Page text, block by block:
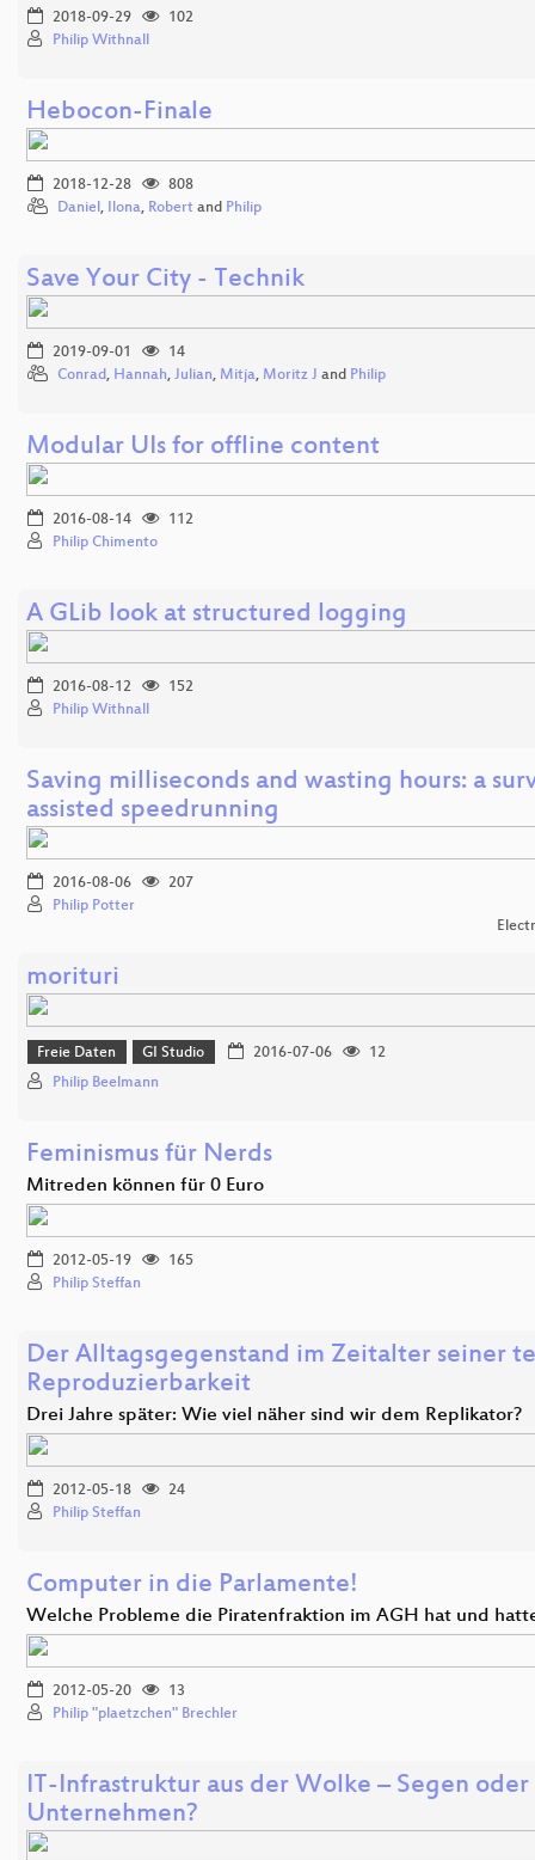
2018-09-29
102
Philip Withnall
Hebocon-Finale
2018-12-28
808
Daniel, Ilona, Robert and Philip
Save Your City - Technik
2019-09-01
14
Conrad, Hannah, Julian, Mitja, Moritz J and Philip
Modular UIs for offline content
2016-08-14
112
Philip Chimento
A GLib look at structured logging
2016-08-12
152
Philip Withnall
Saving milliseconds and wasting hours: a
assisted speedrunning
2016-08-06
207
Philip Potter
morituri
Freie Daten GI Studio 2016-07-06
12
Philip Beelmann
Feminismus für Nerds
Mitreden können für 0 Euro
2012-05-19
165
Philip Steffan
Der Alltagsgegenstand im Zeitalter seiner
Reproduzierbarkeit
Drei Jahre später: Wie viel näher sind wir dem Replikator?
2012-05-18
24
Philip Steffan
Computer in die Parlamente!
Welche Probleme die Piratenfraktion im AGH hat und
2012-05-20
13
Philip "plaetzchen" Brechler
IT-Infrastruktur aus der Wolke – Segen
Unternehmen?